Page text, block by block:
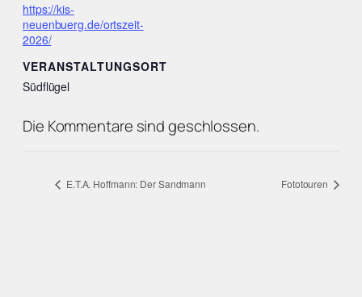
https://kis-
neuenbuerg.de/ortszeit-
2026/
VERANSTALTUNGSORT
Südflügel
Die Kommentare sind geschlossen.
E.T.A. Hoffmann: Der Sandmann Fototouren